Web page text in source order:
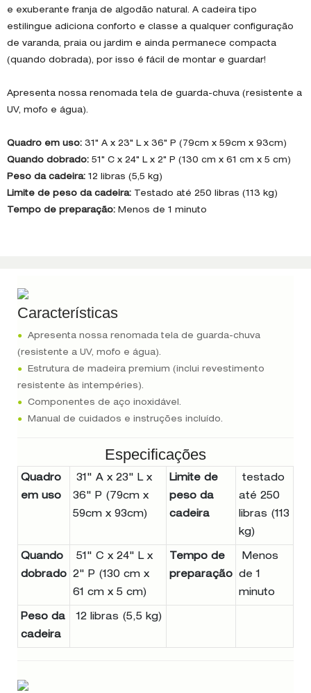
e exuberante franja de algodão natural. A cadeira tipo
estilingue adiciona conforto e classe a qualquer configuração
de varanda, praia ou jardim e ainda permanece compacta
(quando dobrada), por isso é fácil de montar e guardar!
Apresenta nossa renomada tela de guarda-chuva (resistente a
UV, mofo e água).
Quadro em uso: 31" A x 23" L x 36" P (79cm x 59cm x 93cm)
Quando dobrado: 51" C x 24" L x 2" P (130 cm x 61 cm x 5 cm)
Peso da cadeira: 12 libras (5,5 kg)
Limite de peso da cadeira:
Testado até 250 libras (113 kg)
Tempo de preparação: Menos de 1 minuto
Características
●
Apresenta nossa renomada tela de guarda-chuva
(resistente a UV, mofo e água).
●
Estrutura de madeira premium (inclui revestimento
resistente às intempéries).
●
Componentes de aço inoxidável.
●
Manual de cuidados e instruções incluído.
Especificações
Quadro
em uso
31" A x 23" L x
36" P (79cm x
59cm x 93cm)
Limite de
peso da
cadeira
testado
até 250
libras (113
kg)
Quando
dobrado
51" C x 24" L x
2" P (130 cm x
61 cm x 5 cm)
Tempo de
preparação
Menos
de 1
minuto
Peso da
cadeira
12 libras (5,5 kg)